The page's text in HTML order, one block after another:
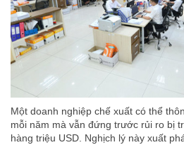
Một doanh nghiệp chế xuất có thể
mỗi năm mà vẫn đứng trước rủi ro bị
hàng triệu USD. Nghịch lý này xuất